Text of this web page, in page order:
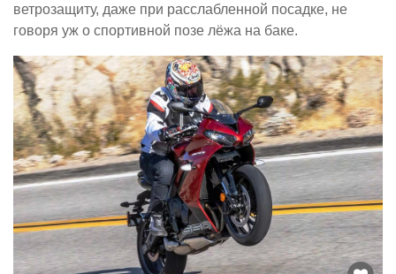
ветрозащиту, даже при расслабленной посадке, не
говоря уж о спортивной позе лёжа на баке.